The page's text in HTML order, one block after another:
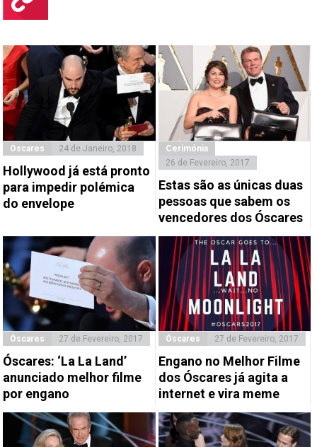
Óscares 24 de Janeiro, 2018
Hollywood já está pronto
para impedir polémica
do envelope
Cerimónia
26 de Fevereiro, 2017
Estas são as únicas duas
pessoas que sabem os
vencedores dos Óscares
Óscares 27 de Fevereiro, 2017
Óscares: ‘La La Land’
anunciado melhor filme
por engano
Óscares 27 de Fevereiro, 2017
Engano no Melhor Filme
dos Óscares já agita a
internet e vira meme